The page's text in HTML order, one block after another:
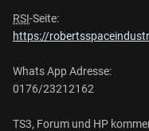
RSI-Seite:
https://
Whats App Adresse:
0176/23212162
TS3, Forum und HP